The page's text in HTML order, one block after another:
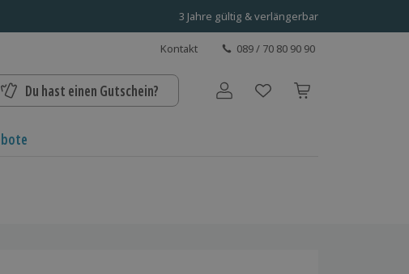
3 Jahre gültig & verlängerbar
Kontakt 089 / 70 80 90 90
Du hast einen Gutschein? Benutzerkonto